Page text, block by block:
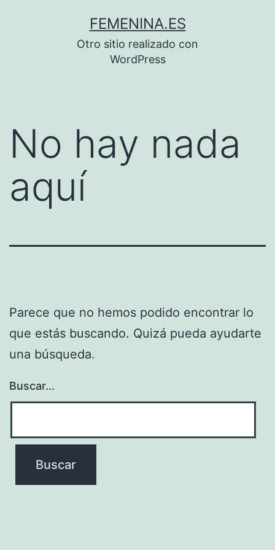
FEMENINA.ES
Otro sitio realizado con
WordPress
No hay nada
aquí
Parece que no hemos podido encontrar lo
que estás buscando. Quizá pueda ayudarte
una búsqueda.
Buscar...